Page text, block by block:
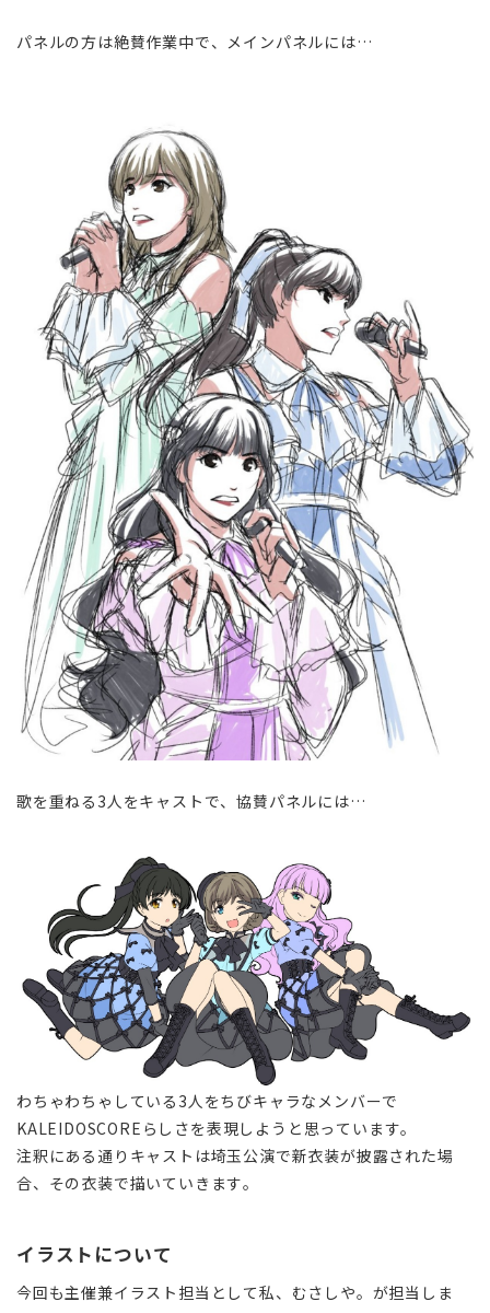
パネルの方は絶賛作業中で、メインパネルには…
歌を重ねる3人をキャストで、協賛パネルには…
わちゃわちゃしている3人をちびキャラなメンバーで
KALEIDOSCOREらしさを表現しようと思っています。
注釈にある通りキャストは埼玉公演で新衣装が披露された場
合、その衣装で描いていきます。
イラストについて
今回も主催兼イラスト担当として私、むさしや。が担当しま